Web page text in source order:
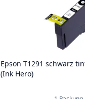
Epson T1291 schwarz
(Ink Hero)